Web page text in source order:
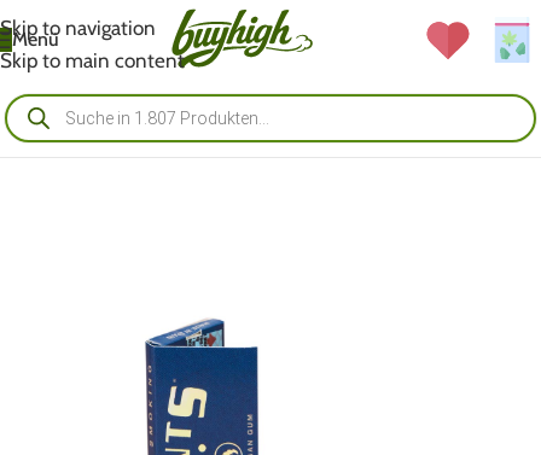
Skip to navigation
Skip to main content
Menü